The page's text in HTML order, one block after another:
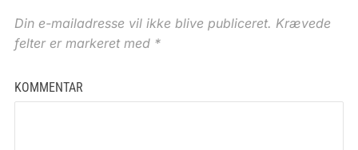
Din e-mailadresse vil ikke blive publiceret. Krævede
felter er markeret med *
KOMMENTAR